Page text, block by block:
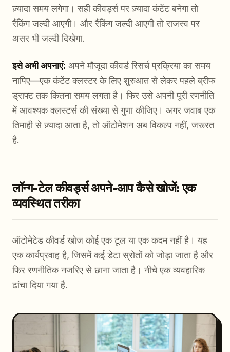
ज़्यादा समय लगेगा। सही कीवर्ड्स पर ज़्यादा कंटेंट बनेगा तो
रैंकिंग जल्दी आएगी। और रैंकिंग जल्दी आएगी तो राजस्व पर
असर भी जल्दी दिखेगा.
इसे अभी अपनाएं: अपने मौजूदा कीवर्ड रिसर्च प्रक्रिया का समय
नापिए—एक कंटेंट क्लस्टर के लिए शुरुआत से लेकर पहले ब्रीफ
ड्राफ्ट तक कितना समय लगता है। फिर उसे अपनी पूरी रणनीति
में आवश्यक क्लस्टर्स की संख्या से गुणा कीजिए। अगर जवाब एक
तिमाही से ज़्यादा आता है, तो ऑटोमेशन अब विकल्प नहीं, जरूरत
है.
लॉन्ग-टेल कीवर्ड्स अपने-आप कैसे खोजें: एक
व्यवस्थित तरीका
ऑटोमेटेड कीवर्ड खोज कोई एक टूल या एक कदम नहीं है। यह
एक कार्यप्रवाह है, जिसमें कई डेटा स्रोतों को जोड़ा जाता है और
फिर रणनीतिक नजरिए से छाना जाता है। नीचे एक व्यवहारिक
ढांचा दिया गया है.